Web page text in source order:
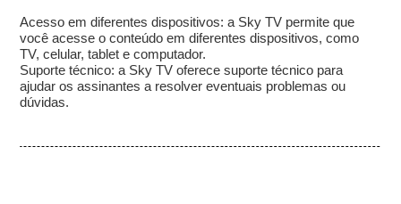
Acesso em diferentes dispositivos: a Sky TV permite que
você acesse o conteúdo em diferentes dispositivos, como
TV, celular, tablet e computador.
Suporte técnico: a Sky TV oferece suporte técnico para
ajudar os assinantes a resolver eventuais problemas ou
dúvidas.